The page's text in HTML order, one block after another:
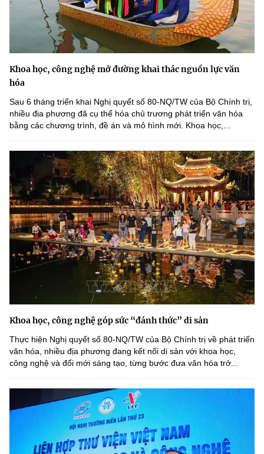
Khoa học, công nghệ mở đường khai thác nguồn lực văn
hóa
Sau 6 tháng triển khai Nghị quyết số 80-NQ/TW của Bộ Chính trị,
nhiều địa phương đã cụ thể hóa chủ trương phát triển văn hóa
bằng các chương trình, đề án và mô hình mới. Khoa học,...
Khoa học, công nghệ góp sức “đánh thức” di sản
Thực hiện Nghị quyết số 80-NQ/TW của Bộ Chính trị về phát triển
văn hóa, nhiều địa phương đang kết nối di sản với khoa học,
công nghệ và đổi mới sáng tạo, từng bước đưa văn hóa trở...